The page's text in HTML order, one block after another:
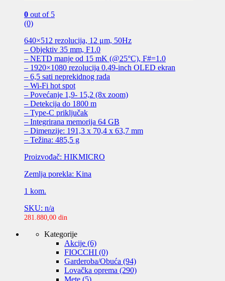
0 out of 5
(0)
640×512 rezolucija, 12 μm, 50Hz
– Objektiv 35 mm, F1.0
– NETD manje od 15 mK (@25°C), F#=1.0
– 1920×1080 rezolucija 0.49-inch OLED ekran
– 6,5 sati neprekidnog rada
– Wi-Fi hot spot
– Povećanje 1,9- 15,2 (8x zoom)
– Detekcija do 1800 m
– Type-C priključak
– Integrirana memorija 64 GB
– Dimenzije: 191,3 x 70,4 x 63,7 mm
– Težina: 485,5 g
Proizvođač: HIKMICRO
Zemlja porekla: Kina
1 kom.
SKU: n/a
281.880,00 din
Kategorije
Akcije (6)
FIOCCHI (0)
Garderoba/Obuća (94)
Lovačka oprema (290)
Mete (5)